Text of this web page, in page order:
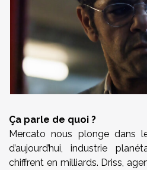
Ça parle de quoi ?
Mercato nous plonge dans
d’aujourd’hui, industrie
chiffrent en milliards. Driss,